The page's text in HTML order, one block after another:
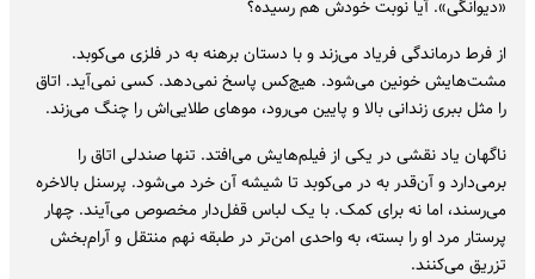
«دیوانگی». آیا نوبت خودش هم رسیده؟
از فرط درماندگی فریاد می‌زند و با دستان برهنه به در فلزی می‌کوبد.
مشت‌هایش خونین می‌شود. هیچ‌کس پاسخ نمی‌دهد. کسی نمی‌آید. اتاق
را مثل ببری زندانی بالا و پایین می‌رود، موهای طلایی‌اش را چنگ می‌زند.
ناگهان یاد نقشی در یکی از فیلم‌هایش می‌افتد. تنها صندلی اتاق را
برمی‌دارد و آن‌قدر به در می‌کوبد تا شیشه‌ آن خرد می‌شود. پرسنل بالاخره
می‌رسند، اما نه برای کمک. با یک لباس قفل‌دار مخصوص می‌آیند. چهار
پرستار مرد او را بسته، به واحدی امن‌تر در طبقه نهم منتقل و آرام‌بخش
تزریق می‌کنند.